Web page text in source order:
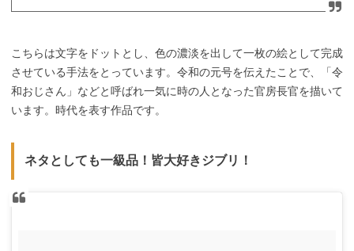
こちらは文字をドットとし、色の濃淡を出して一枚の絵として完成
させている手法をとっています。令和の元号を伝えたことで、「令
和おじさん」などと呼ばれ一気に時の人となった官房長官を描いて
います。時代を表す作品です。
ネタとしても一級品！皆大好きジブリ！